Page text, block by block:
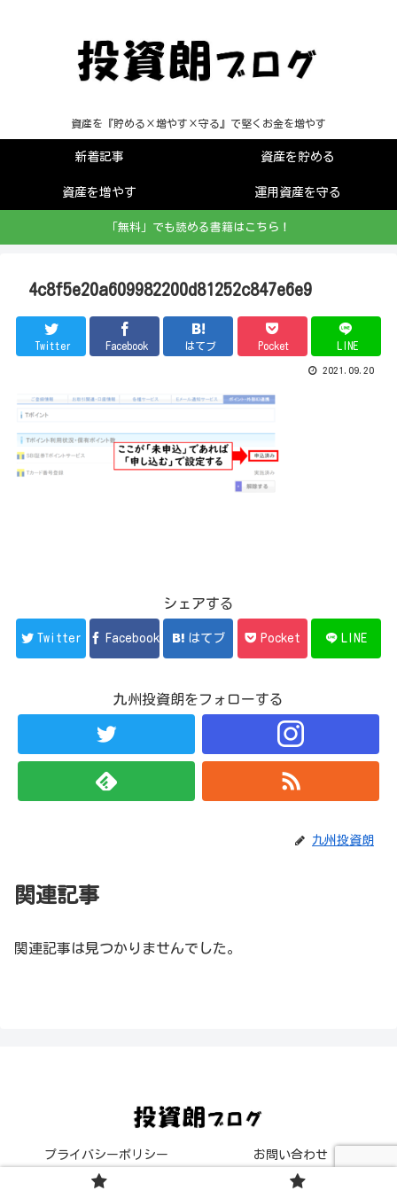
資産を『貯める×増やす×守る』で堅くお金を増やす
新着記事 資産を貯める
資産を増やす 運用資産を守る
「無料」でも読める書籍はこちら！
4c8f5e20a609982200d81252c847e6e9
Twitter Facebook はてブ Pocket LINE
2021.09.20
シェアする
Twitter Facebook はてブ Pocket LINE
九州投資朗をフォローする
九州投資朗
関連記事
関連記事は見つかりませんでした。
プライバシーポリシー お問い合わせ